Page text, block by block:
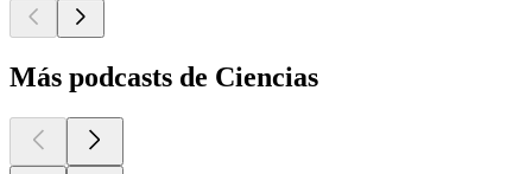
Más podcasts de Ciencias